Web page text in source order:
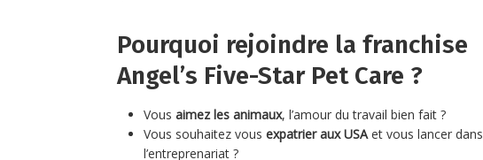
Pourquoi rejoindre la franchise
Angel’s Five-Star Pet Care ?
Vous aimez les animaux, l’amour du travail bien fait ?
Vous souhaitez vous expatrier aux USAet vous lancer dans
l’entreprenariat ?